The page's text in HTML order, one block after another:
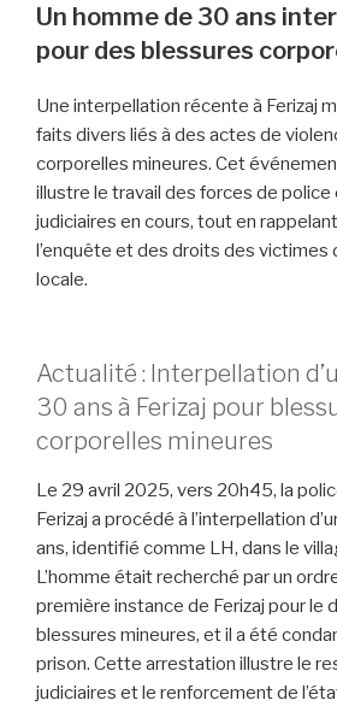
LE
Un homme de 30 ans
pour des blessures
Une interpellation récente à Ferizaj
faits divers liés à des actes de
corporelles mineures. Cet
illustre le travail des forces de
judiciaires en cours, tout en
l’enquête et des droits des victimes
locale.
Actualité : Interpellation
30 ans à Ferizaj pour
corporelles mineures
Le 29 avril 2025, vers 20h45, la
Ferizaj a procédé à l’interpellation
ans, identifié comme LH, dans le
L’homme était recherché par un
première instance de Ferizaj pour le
blessures mineures, et il a été
prison. Cette arrestation illustre le
judiciaires et le renforcement de